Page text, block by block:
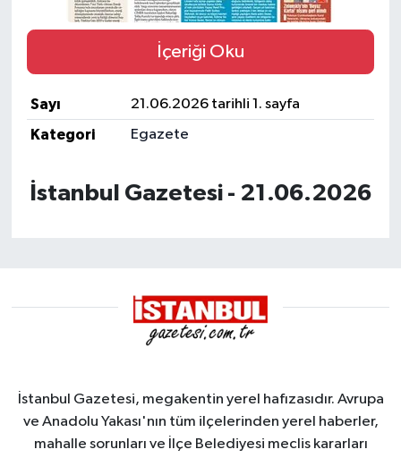
İçeriği Oku
Sayı
21.06.2026 tarihli 1. sayfa
Kategori
Egazete
İstanbul Gazetesi - 21.06.2026
İstanbul Gazetesi, megakentin yerel hafızasıdır. Avrupa
ve Anadolu Yakası'nın tüm ilçelerinden yerel haberler,
mahalle sorunları ve İlçe Belediyesi meclis kararları